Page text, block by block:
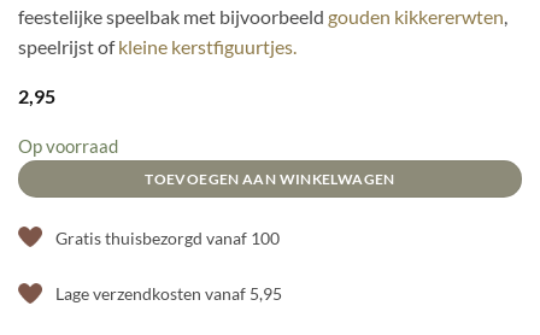
feestelijke speelbak met bijvoorbeeld gouden kikkererwten,
speelrijst ofkleine kerstfiguurtjes.
2,95
Op voorraad
TOEVOEGEN AAN WINKELWAGEN
Gratis thuisbezorgd vanaf 100
Lage verzendkosten vanaf 5,95